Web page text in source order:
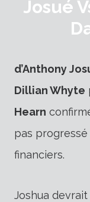
Josué
d’Anthony
Dillian Whyte
Hearn
pas
financiers.
Joshua